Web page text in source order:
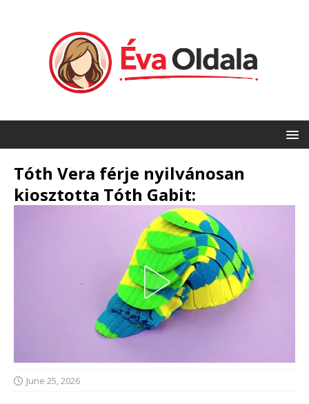
Tóth Vera férje nyilvánosan
kiosztotta Tóth Gabit:
June 25, 2026